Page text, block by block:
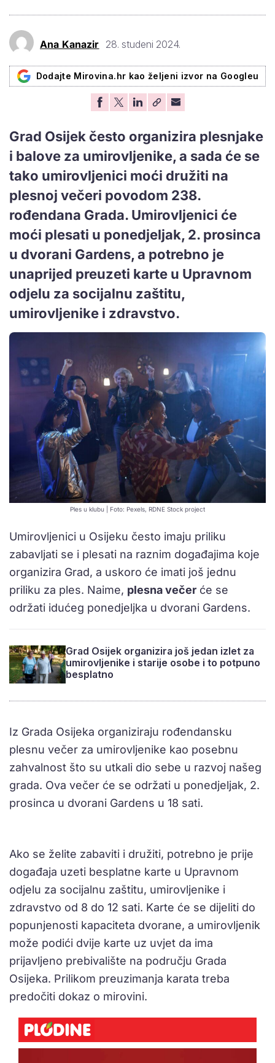
Ana Kanazir 28. studeni 2024.
Dodajte Mirovina.hr kao željeni izvor na Googleu
Grad Osijek često organizira plesnjake
i balove za umirovljenike, a sada će se
tako umirovljenici moći družiti na
plesnoj večeri povodom 238.
rođendana Grada. Umirovljenici će
moći plesati u ponedjeljak, 2. prosinca
u dvorani Gardens, a potrebno je
unaprijed preuzeti karte u Upravnom
odjelu za socijalnu zaštitu,
umirovljenike i zdravstvo.
Ples u klubu | Foto: Pexels, RDNE Stock project
Umirovljenici u Osijeku često imaju priliku
zabavljati se i plesati na raznim događajima koje
organizira Grad, a uskoro će imati još jednu
priliku za ples. Naime, plesna večer će se
održati idućeg ponedjeljka u dvorani Gardens.
Grad Osijek organizira još jedan izlet za
umirovljenike i starije osobe i to potpuno
besplatno
Iz Grada Osijeka organiziraju rođendansku
plesnu večer za umirovljenike kao posebnu
zahvalnost što su utkali dio sebe u razvoj našeg
grada. Ova večer će se održati u ponedjeljak, 2.
prosinca u dvorani Gardens u 18 sati.
Ako se želite zabaviti i družiti, potrebno je prije
događaja uzeti besplatne karte u Upravnom
odjelu za socijalnu zaštitu, umirovljenike i
zdravstvo od 8 do 12 sati. Karte će se dijeliti do
popunjenosti kapaciteta dvorane, a umirovljenik
može podići dvije karte uz uvjet da ima
prijavljeno prebivalište na području Grada
Osijeka. Prilikom preuzimanja karata treba
predočiti dokaz o mirovini.